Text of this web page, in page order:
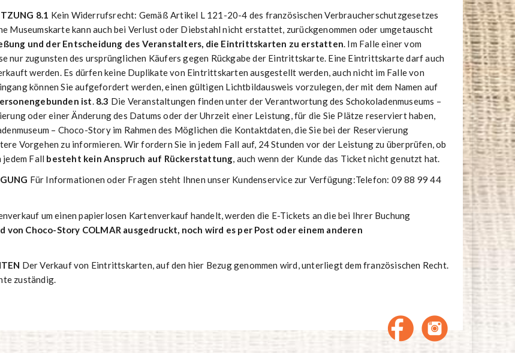
8.1 Kein Widerrufsrecht: Gemäß Artikel L 121-20-4 des französischen Verbraucherschutzgesetzes
Museumskarte kann auch bei Verlust oder Diebstahl nicht erstattet, zurückgenommen oder umgetauscht
und der Entscheidung des Veranstalters, die Eintrittskarten zu erstatten. Im Falle einer vom
nur zugunsten des ursprünglichen Käufers gegen Rückgabe der Eintrittskarte. Eine Eintrittskarte darf auch
werden. Es dürfen keine Duplikate von Eintrittskarten ausgestellt werden, auch nicht im Falle von
können Sie aufgefordert werden, einen gültigen Lichtbildausweis vorzulegen, der mit dem Namen auf
ist. 8.3 Die Veranstaltungen finden unter der Verantwortung des Schokoladenmuseums –
oder einer Änderung des Datums oder der Uhrzeit einer Leistung, für die Sie Plätze reserviert haben,
– Choco-Story im Rahmen des Möglichen die Kontaktdaten, die Sie bei der Reservierung
Vorgehen zu informieren. Wir fordern Sie in jedem Fall auf, 24 Stunden vor der Leistung zu überprüfen, ob
jedem Fall besteht kein Anspruch auf Rückerstattung, auch wenn der Kunde das Ticket nicht genutzt hat.
Für Informationen oder Fragen steht Ihnen unser Kundenservice zur Verfügung:Telefon: 09 88 99 44
um einen papierlosen Kartenverkauf handelt, werden die E-Tickets an die bei Ihrer Buchung
von Choco-Story COLMAR ausgedruckt, noch wird es per Post oder einem anderen
Der Verkauf von Eintrittskarten, auf den hier Bezug genommen wird, unterliegt dem französischen Recht.
zuständig.